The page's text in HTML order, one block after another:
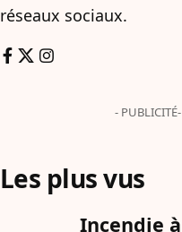
réseaux sociaux.
- PUBLICITÉ-
Les plus vus